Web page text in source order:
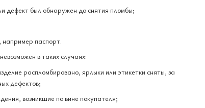
дефект был обнаружен до снятия пломбы;
например паспорт.
в таких случаях:
распломбировано, ярлыки или этикетки сняты, за
дефектов;
возникшие по вине покупателя;